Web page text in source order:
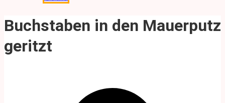
Buchstaben in den Mauerputz
geritzt